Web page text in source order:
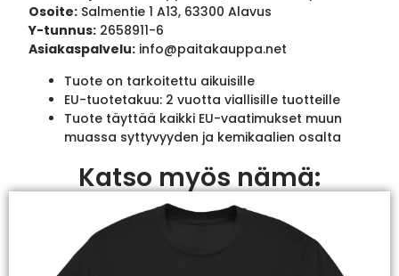
Osoite: Salmentie 1 A13, 63300 Alavus
Y-tunnus: 2658911-6
Asiakaspalvelu: info@paitakauppa.net
Tuote on tarkoitettu aikuisille
EU-tuotetakuu: 2 vuotta viallisille tuotteille
Tuote täyttää kaikki EU-vaatimukset muun
muassa syttyvyyden ja kemikaalien osalta
Katso myös nämä: